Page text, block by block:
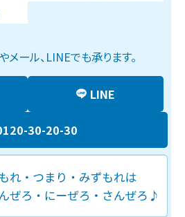
ール、LINEでも承ります。
30-20-30
LINE